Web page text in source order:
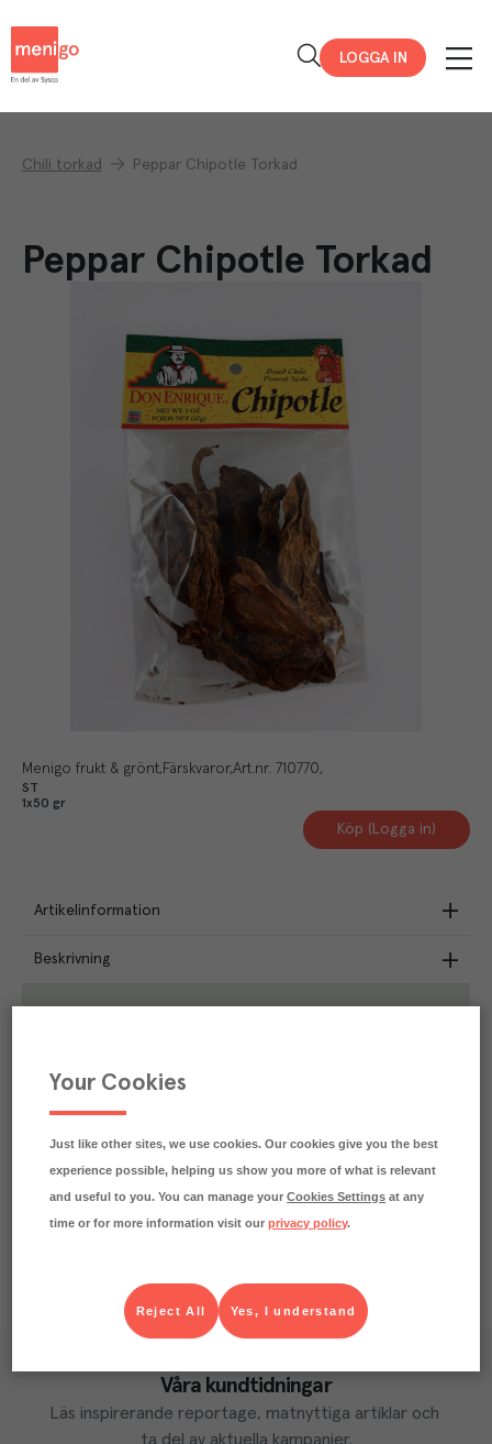
LOGGA IN
Chili torkad Peppar Chipotle Torkad
Peppar Chipotle Torkad
Menigo frukt & grönt Färskvaror Art.nr. 710770
ST
1x50 gr
Köp (Logga in)
Artikelinformation
Beskrivning
utsläppen av 0.4 kg koldioxid.
Våra kundtidningar
Läs inspirerande reportage, matnyttiga artiklar och
ta del av aktuella kampanjer.
Your Cookies
Just like other sites, we use cookies. Our cookies give you the best
experience possible, helping us show you more of what is relevant
and useful to you. You can manage yourCookies Settings at any
time or for more information visit ourprivacy policy.
Yes, I understand
Reject All